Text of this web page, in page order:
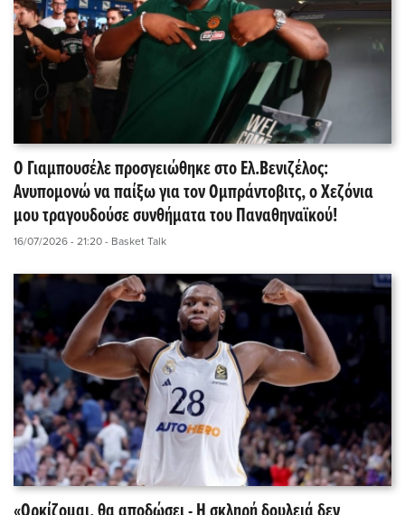
Ο Γιαμπουσέλε προσγειώθηκε στο Ελ.Βενιζέλος:
Ανυπομονώ να παίξω για τον Ομπράντοβιτς, ο Χεζόνια
μου τραγουδούσε συνθήματα του Παναθηναϊκού!
16/07/2026 - 21:20 - Basket Talk